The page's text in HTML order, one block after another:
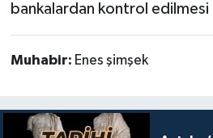
bankalardan kontrol edilmesi
Muhabir: Enes şimşek